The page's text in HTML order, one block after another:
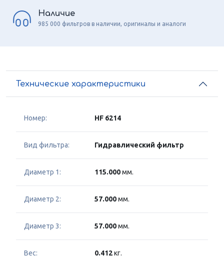
Наличие
985 000 фильтров в наличии, оригиналы и аналоги
Технические характеристики
Номер: HF 6214
Вид фильтра: Гидравлический фильтр
Диаметр 1: 115.000мм.
Диаметр 2: 57.000мм.
Диаметр 3: 57.000мм.
Вес: 0.412кг.